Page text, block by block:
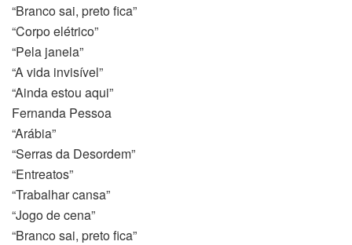
“Branco sai, preto fica”
“Corpo elétrico”
“Pela janela”
“A vida invisível”
“Ainda estou aqui”
Fernanda Pessoa
“Arábia”
“Serras da Desordem”
“Entreatos”
“Trabalhar cansa”
“Jogo de cena”
“Branco sai, preto fica”